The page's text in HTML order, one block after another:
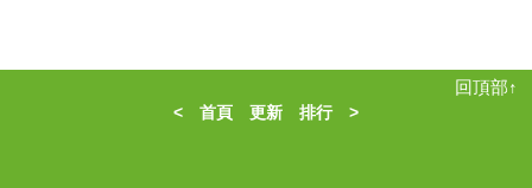
回頂部↑
< 首頁 更新 排行>